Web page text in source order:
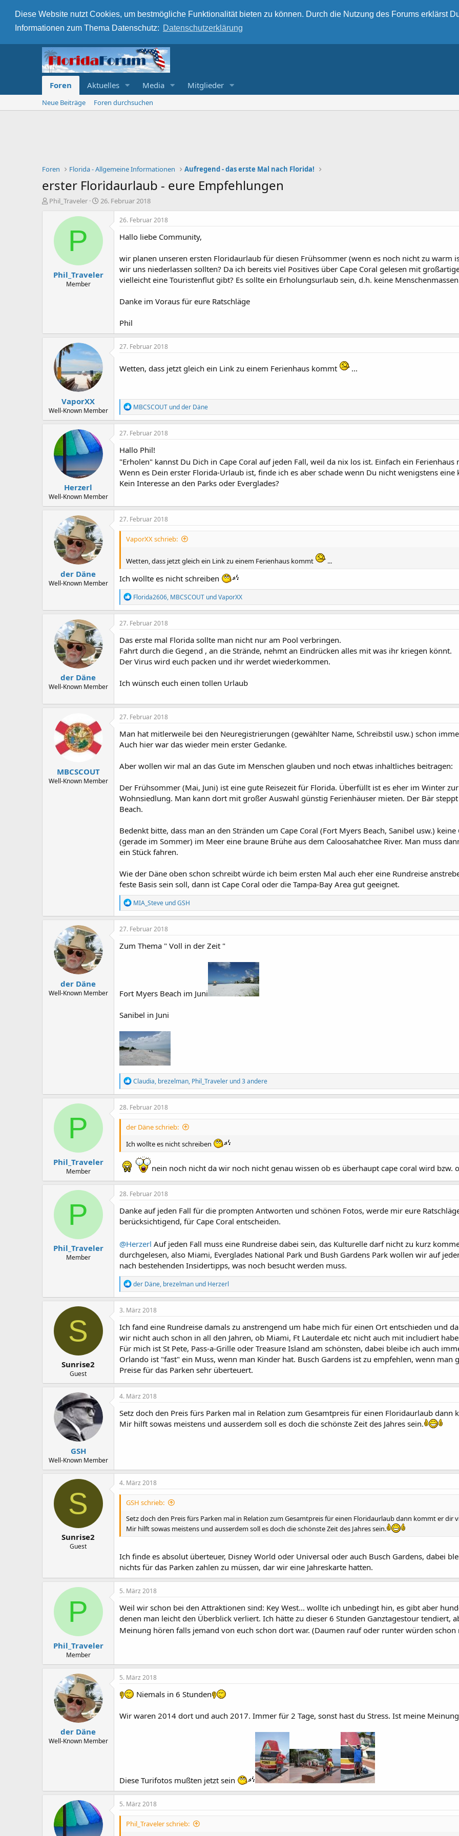
Diese Website nutzt Cookies, um bestmögliche Funktionalität bieten zu können. Durch die Nutzung des Forums erklärst
Informationen zum Thema Datenschutz: Datenschutzerklärung
Foren Aktuelles Media Mitglieder
Neue Beiträge Foren durchsuchen
Foren Florida - Allgemeine Informationen Aufregend - das erste Mal nach Florida!
erster Floridaurlaub - eure Empfehlungen
E
Phil_Traveler
E
t
e
a
26. Februar 2018
P
Phil_Traveler
Member
26. Februar 2018
Hallo liebe Community,
wir planen unseren ersten Floridaurlaub für diesen Frühsommer (wenn es noch nicht zu warm
wir uns niederlassen sollten? Da ich bereits viel Positives über Cape Coral gelesen mit
vielleicht eine Touristenflut gibt? Es sollte ein Erholungsurlaub sein, d.h. keine
Danke im Voraus für eure Ratschläge
Phil
VaporXX
Well-Known Member
27. Februar 2018
Wetten, dass jetzt gleich ein Link zu einem Ferienhaus kommt ...
R
e
a
k
o
n
e
:
MBCSCOUT undder Däne
Herzerl
Well-Known Member
27. Februar 2018
Hallo Phil!
"Erholen" kannst Du Dich in Cape Coral auf jeden Fall, weil da nix los ist. Einfach ein
Wenn es Dein erster Florida-Urlaub ist, finde ich es aber schade wenn Du nicht wenigstens eine
Kein Interesse an den Parks oder Everglades?
der Däne
Well-Known Member
27. Februar 2018
VaporXX schrieb:
Wetten, dass jetzt gleich ein Link zu einem Ferienhaus kommt ...
Ich wollte es nicht schreiben
R
e
a
k
o
n
e
Florida2606, MBCSCOUT undVaporXX
der Däne
Well-Known Member
27. Februar 2018
Das erste mal Florida sollte man nicht nur am Pool verbringen.
Fahrt durch die Gegend , an die Strände, nehmt an Eindrücken alles mit was ihr kriegen könnt.
Der Virus wird euch packen und ihr werdet wiederkommen.
Ich wünsch euch einen tollen Urlaub
MBCSCOUT
Well-Known Member
27. Februar 2018
Man hat mitlerweile bei den Neuregistrierungen (gewählter Name, Schreibstil usw.) schon
Auch hier war das wieder mein erster Gedanke.
Aber wollen wir mal an das Gute im Menschen glauben und noch etwas inhaltliches beitragen:
Der Frühsommer (Mai, Juni) ist eine gute Reisezeit für Florida. Überfüllt ist es eher im Winter
Wohnsiedlung. Man kann dort mit großer Auswahl günstig Ferienhäuser mieten. Der Bär
Beach.
Bedenkt bitte, dass man an den Stränden um Cape Coral (Fort Myers Beach, Sanibel usw.)
(gerade im Sommer) im Meer eine braune Brühe aus dem Caloosahatchee River. Man muss
ein Stück fahren.
Wie der Däne oben schon schreibt würde ich beim ersten Mal auch eher eine Rundreise
feste Basis sein soll, dann ist Cape Coral oder die Tampa-Bay Area gut geeignet.
R
e
a
k
i
o
MIA_Steve undGSH
der Däne
Well-Known Member
27. Februar 2018
Zum Thema " Voll in der Zeit "
Fort Myers Beach im Juni
Sanibel in Juni
R
e
a
k
o
e
Claudia, brezelman, Phil_Traveler und 3 andere
P
Phil_Traveler
Member
28. Februar 2018
der Däne schrieb:
Ich wollte es nicht schreiben
nein noch nicht da wir noch nicht genau wissen ob es überhaupt cape coral wird bzw.
P
Phil_Traveler
Member
28. Februar 2018
Danke auf jeden Fall für die prompten Antworten und schönen Fotos, werde mir eure
berücksichtigend, für Cape Coral entscheiden.
@Herzerl Auf jeden Fall muss eine Rundreise dabei sein, das Kulturelle darf nicht zu kurz
durchgelesen, also Miami, Everglades National Park und Bush Gardens Park wollen wir auf
nach bestehenden Insidertipps, was noch besucht werden muss.
R
e
a
k
i
o
n
e
n
:
der Däne, brezelman und Herzerl
S
Sunrise2
Guest
3. März 2018
Ich fand eine Rundreise damals zu anstrengend um habe mich für einen Ort entschieden und
wir nicht auch schon in all den Jahren, ob Miami, Ft Lauterdale etc nicht auch mit includiert
Für mich ist St Pete, Pass-a-Grille oder Treasure Island am schönsten, dabei bleibe ich auch
Orlando ist "fast" ein Muss, wenn man Kinder hat. Busch Gardens ist zu empfehlen, wenn
Preise für das Parken sehr überteuert.
GSH
Well-Known Member
4. März 2018
Setz doch den Preis fürs Parken mal in Relation zum Gesamtpreis für einen Floridaurlaub
Mir hilft sowas meistens und ausserdem soll es doch die schönste Zeit des Jahres sein.
S
Sunrise2
Guest
4. März 2018
GSH schrieb:
Setz doch den Preis fürs Parken mal in Relation zum Gesamtpreis für einen Floridaurlaub dann kommt er dir
Mir hilft sowas meistens und ausserdem soll es doch die schönste Zeit des Jahres sein.
Ich finde es absolut überteuer, Disney World oder Universal oder auch Busch Gardens, dabei
nichts für das Parken zahlen zu müssen, dar wir eine Jahreskarte hatten.
P
Phil_Traveler
Member
5. März 2018
Weil wir schon bei den Attraktionen sind: Key West... wollte ich unbedingt hin, es gibt aber
denen man leicht den Überblick verliert. Ich hätte zu dieser 6 Stunden Ganztagestour tendiert,
Meinung hören falls jemand von euch schon dort war. (Daumen rauf oder runter würden schon
der Däne
Well-Known Member
5. März 2018
Niemals in 6 Stunden
Wir waren 2014 dort und auch 2017. Immer für 2 Tage, sonst hast du Stress. Ist meine
Diese Turifotos mußten jetzt sein
5. März 2018
Phil_Traveler schrieb: